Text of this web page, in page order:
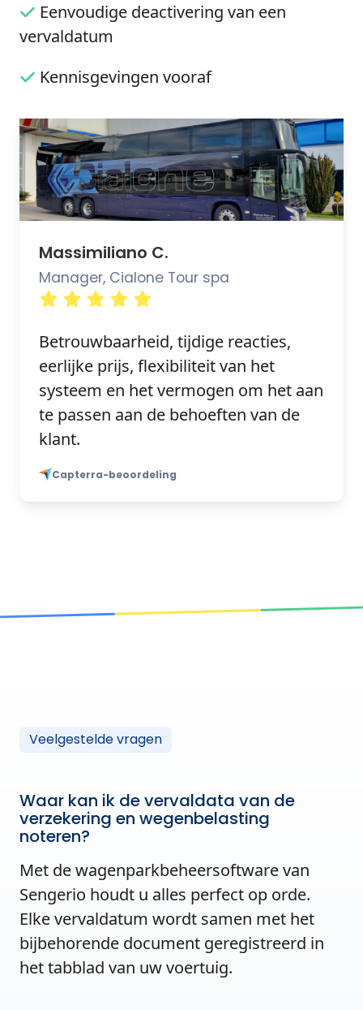
Eenvoudige deactivering van een
vervaldatum
Kennisgevingen vooraf
Massimiliano C.
Manager, Cialone Tour spa
Betrouwbaarheid, tijdige reacties,
eerlijke prijs, flexibiliteit van het
systeem en het vermogen om het aan
te passen aan de behoeften van de
klant.
Capterra-beoordeling
Veelgestelde vragen
Waar kan ik de vervaldata van de
verzekering en wegenbelasting
noteren?
Met de wagenparkbeheersoftware van
Sengerio houdt u alles perfect op orde.
Elke vervaldatum wordt samen met het
bijbehorende document geregistreerd in
het tabblad van uw voertuig.